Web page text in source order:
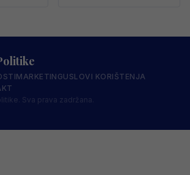
MARKETINGUSLOVI KORIŠTENJA
Sva prava zadržana.